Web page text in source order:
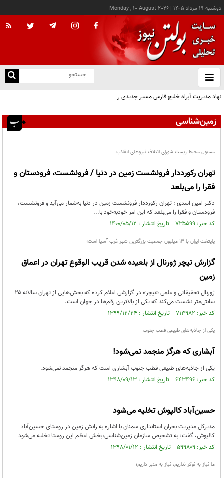
دوشنبه ۱۹ مرداد ۱۴۰۵ |
Monday , 10 August 2026
باز
و
نهاد مدیریت آبراه خلیج فارس مسیر جدیدی را برای ثبت درخواست متقاضیان معرفی کرد
زمین‌شناسی
مسئول محیط زیست شورای ائتلاف نیروهای انقلاب:
تهران رکورددار فرونشست زمین در دنیا / فرونشست، فرودستان و
فقرا را می‌بلعد
دکتر امین اسدی : تهران رکورددار فرونشست زمین در دنیا به‌شمار می‌آید و فرونشست،
فرودستان و فقرا را می‌بلعد که این امر خودبه‌خود با...
کد خبر: ۷۳۵۵۹۹ تاریخ انتشار : ۱۴۰۰/۰۵/۱۲
پایتخت ایران با ۱۳ میلیون جمعیت بزرگترین شهر غرب آسیا است؛
گزارش نیچر ژورنال از بلعیده شدن قریب الوقوع تهران در اعماق
زمین
ژورنال تحقیقاتی و علمی «نیچر» در گزارشی اعلام کرده که بخش‌هایی از تهران سالانه ۲۵
سانتی‌متر نشست می‌کند که یکی از بالاترین رقم‌ها در جهان است.
کد خبر: ۷۱۳۹۸۲ تاریخ انتشار : ۱۳۹۹/۱۲/۲۴
یکی از جاذبه‌های طبیعی قطب جنوب
آبشاری که هرگز منجمد نمی‌شود!
یکی از جاذبه‌های طبیعی قطب جنوب آبشاری است که هرگز منجمد نمی‌شود.
کد خبر: ۶۴۳۴۹۶ تاریخ انتشار : ۱۳۹۸/۰۹/۱۳
حسین‌آباد کالپوش تخلیه می‌شود
مدیرکل مدیریت بحران استانداری سمنان با اشاره به رانش زمین در روستای‌ حسین‌آباد
کالپوش، گفت: به تشخیص سازمان زمین‌شناسی،بخش اعظم این روستا تخلیه می‌شود
کد خبر: ۵۹۹۸۰۹ تاریخ انتشار : ۱۳۹۸/۰۱/۱۲
ما نیاز به نوکر نداریم، نیاز به مدیر داریم؛